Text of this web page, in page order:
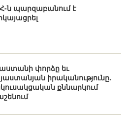
ն պարզաբանում է
փորձը եւ
իրականությունը.
քննարկում